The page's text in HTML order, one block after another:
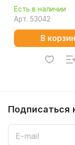
Есть в наличии
Арт. 53042
В
Подписаться